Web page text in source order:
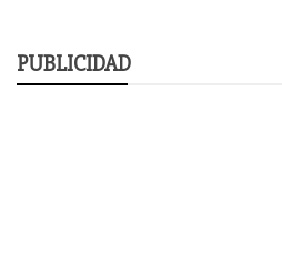
PUBLICIDAD